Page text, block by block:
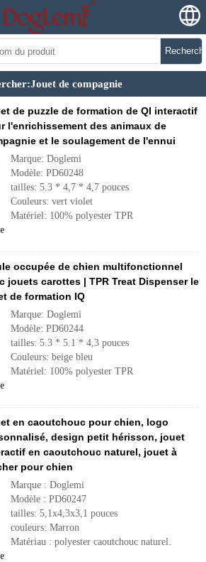
de compagnie
de puzzle de formation de QI interactif
l'enrichissement des animaux de
et le soulagement de l'ennui
Marque: Doglemi
Modèle: PD60248
tailles: 5.3 * 4,7 * 4,7 pouces
Couleurs: vert violet
Matériel: 100% polyester TPR
occupée de chien multifonctionnel
jouets carottes | TPR Treat Dispenser le
de formation IQ
Marque: Doglemi
Modèle: PD60244
tailles: 5.3 * 5.1 * 4,3 pouces
Couleurs: beige bleu
Matériel: 100% polyester TPR
en caoutchouc pour chien, logo
design petit hérisson, jouet
en caoutchouc naturel, jouet à
pour chien
Marque : Doglemi
Modèle : PD60247
tailles: 5,1x4,3x3,1 pouces
couleurs: Marron
Matériau : polyester caoutchouc naturel.